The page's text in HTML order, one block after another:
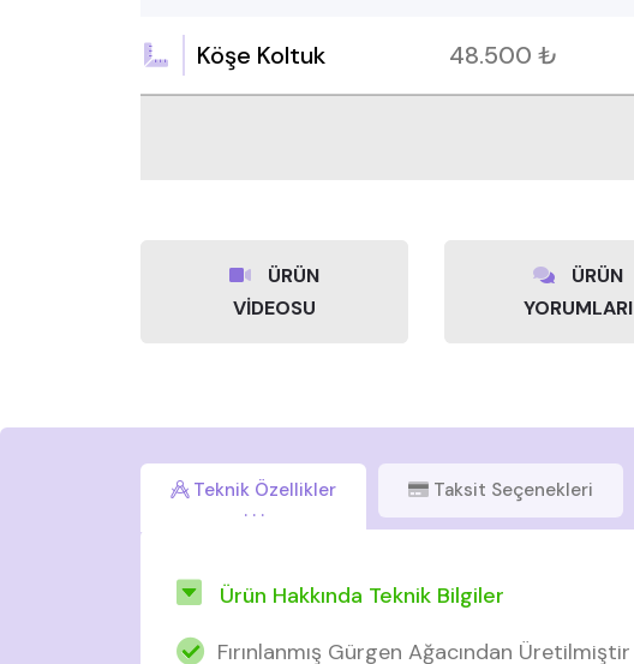
Köşe Koltuk 48.500 ₺
ÜRÜN
VİDEOSU
ÜRÜN
YORUMLARI
Teknik Özellikler Taksit Seçenekleri
Ürün Hakkında Teknik Bilgiler
Fırınlanmış Gürgen Ağacından Üretilmiştir